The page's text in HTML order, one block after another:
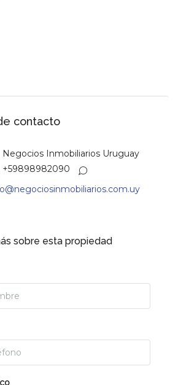
contacto
Negocios Inmobiliarios Uruguay
+59898982090
sobre esta propiedad